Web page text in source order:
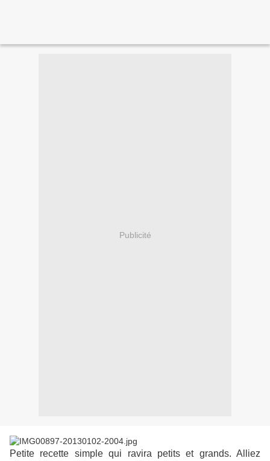
Publicité
Petite recette simple qui ravira petits et grands. Alliez